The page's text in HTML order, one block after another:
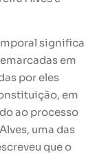
significa
em
por eles
em
ao processo
uma das
que o